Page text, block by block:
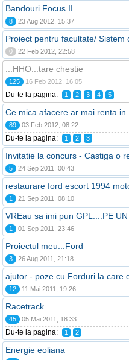
Bandouri Focus II
8 23 Aug 2012, 15:37
Proiect pentru facultate/ Sistem
0 22 Feb 2012, 22:58
...HHO...tare chestie
125 16 Feb 2012, 16:05
Du-te la pagina: 1 2 3 4 5
Ce mica afacere ar mai renta in
89 03 Feb 2012, 08:22
Du-te la pagina: 1 2 3
Invitatie la concurs - Castiga o
5 24 Sep 2011, 00:43
restaurare ford escort 1994
1 21 Sep 2011, 08:10
VREau sa imi pun GPL....PE
1 01 Sep 2011, 23:46
Proiectul meu...Ford
3 26 Aug 2011, 21:18
ajutor - poze cu Forduri la care
12 11 Mai 2011, 19:26
Racetrack
45 05 Mai 2011, 18:33
Du-te la pagina: 1 2
Energie eoliana